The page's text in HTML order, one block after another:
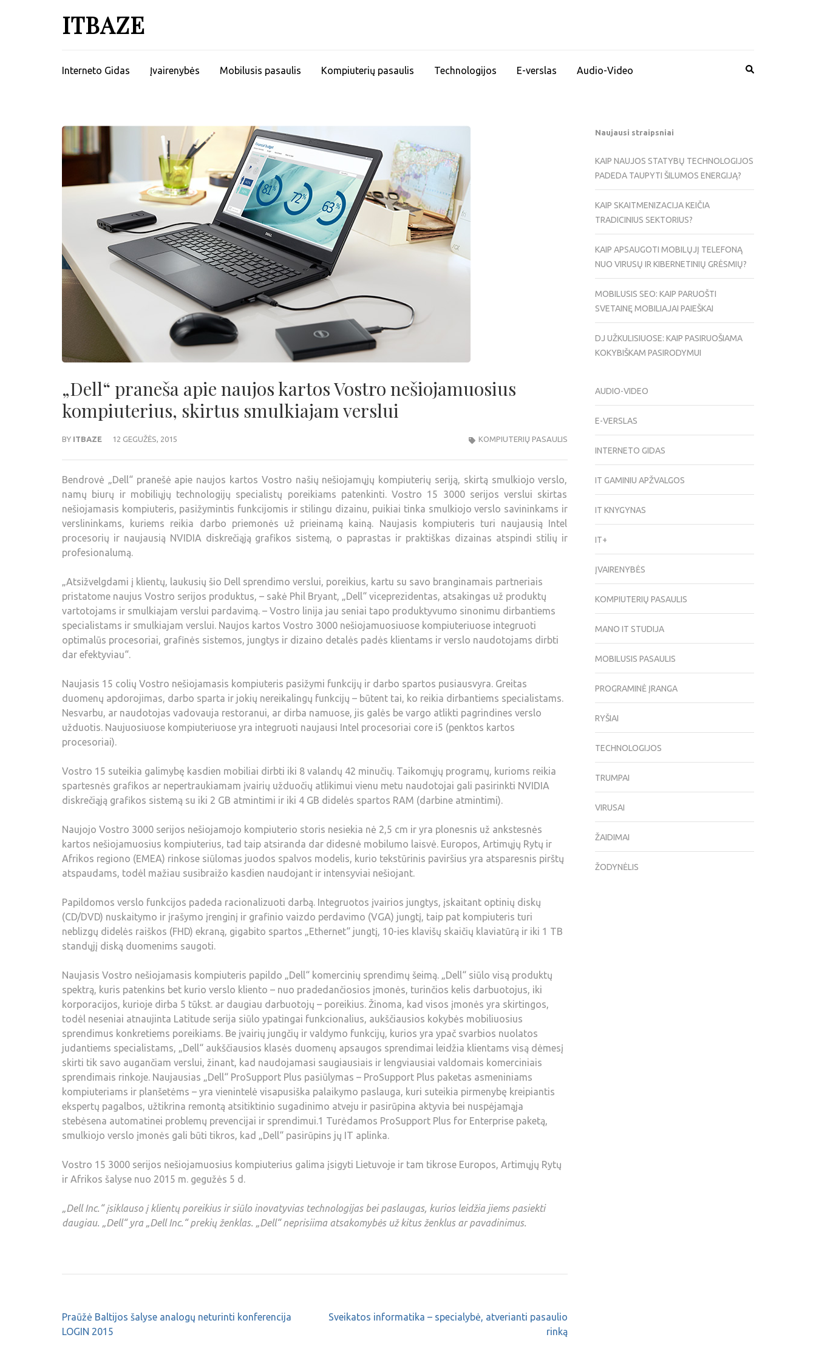
ITBAZE
Interneto Gidas Įvairenybės Mobilusis pasaulis Kompiuterių pasaulis Technologijos E-verslas Audio-Video
„Dell“ praneša apie naujos kartos Vostro nešiojamuosius
kompiuterius, skirtus smulkiajam verslui
BY ITBAZE 12 GEGUŽĖS, 2015 KOMPIUTERIŲ PASAULIS
Bendrovė „Dell“ pranešė apie naujos kartos Vostro našių nešiojamųjų kompiuterių seriją, skirtą smulkiojo verslo,
namų biurų ir mobiliųjų technologijų specialistų poreikiams patenkinti. Vostro 15 3000 serijos verslui skirtas
nešiojamasis kompiuteris, pasižymintis funkcijomis ir stilingu dizainu, puikiai tinka smulkiojo verslo savininkams ir
verslininkams, kuriems reikia darbo priemonės už prieinamą kainą. Naujasis kompiuteris turi naujausią Intel
procesorių ir naujausią NVIDIA diskrečiąją grafikos sistemą, o paprastas ir praktiškas dizainas atspindi stilių ir
profesionalumą.
„Atsižvelgdami į klientų, laukusių šio Dell sprendimo verslui, poreikius, kartu su savo branginamais partneriais
pristatome naujus Vostro serijos produktus, – sakė Phil Bryant, „Dell“ viceprezidentas, atsakingas už produktų
vartotojams ir smulkiajam verslui pardavimą. – Vostro linija jau seniai tapo produktyvumo sinonimu dirbantiems
specialistams ir smulkiajam verslui. Naujos kartos Vostro 3000 nešiojamuosiuose kompiuteriuose integruoti
optimalūs procesoriai, grafinės sistemos, jungtys ir dizaino detalės padės klientams ir verslo naudotojams dirbti
dar efektyviau“.
Naujasis 15 colių Vostro nešiojamasis kompiuteris pasižymi funkcijų ir darbo spartos pusiausvyra. Greitas
duomenų apdorojimas, darbo sparta ir jokių nereikalingų funkcijų – būtent tai, ko reikia dirbantiems specialistams.
Nesvarbu, ar naudotojas vadovauja restoranui, ar dirba namuose, jis galės be vargo atlikti pagrindines verslo
užduotis. Naujuosiuose kompiuteriuose yra integruoti naujausi Intel procesoriai core i5 (penktos kartos
procesoriai).
Vostro 15 suteikia galimybę kasdien mobiliai dirbti iki 8 valandų 42 minučių. Taikomųjų programų, kurioms reikia
spartesnės grafikos ar nepertraukiamam įvairių užduočių atlikimui vienu metu naudotojai gali pasirinkti NVIDIA
diskrečiąją grafikos sistemą su iki 2 GB atmintimi ir iki 4 GB didelės spartos RAM (darbine atmintimi).
Naujojo Vostro 3000 serijos nešiojamojo kompiuterio storis nesiekia nė 2,5 cm ir yra plonesnis už ankstesnės
kartos nešiojamuosius kompiuterius, tad taip atsiranda dar didesnė mobilumo laisvė. Europos, Artimųjų Rytų ir
Afrikos regiono (EMEA) rinkose siūlomas juodos spalvos modelis, kurio tekstūrinis paviršius yra atsparesnis pirštų
atspaudams, todėl mažiau susibraižo kasdien naudojant ir intensyviai nešiojant.
Papildomos verslo funkcijos padeda racionalizuoti darbą. Integruotos įvairios jungtys, įskaitant optinių diskų
(CD/DVD) nuskaitymo ir įrašymo įrenginį ir grafinio vaizdo perdavimo (VGA) jungtį, taip pat kompiuteris turi
neblizgų didelės raiškos (FHD) ekraną, gigabito spartos „Ethernet“ jungtį, 10-ies klavišų skaičių klaviatūrą ir iki 1 TB
standųjį diską duomenims saugoti.
Naujasis Vostro nešiojamasis kompiuteris papildo „Dell“ komercinių sprendimų šeimą. „Dell“ siūlo visą produktų
spektrą, kuris patenkins bet kurio verslo kliento – nuo pradedančiosios įmonės, turinčios kelis darbuotojus, iki
korporacijos, kurioje dirba 5 tūkst. ar daugiau darbuotojų – poreikius. Žinoma, kad visos įmonės yra skirtingos,
todėl neseniai atnaujinta Latitude serija siūlo ypatingai funkcionalius, aukščiausios kokybės mobiliuosius
sprendimus konkretiems poreikiams. Be įvairių jungčių ir valdymo funkcijų, kurios yra ypač svarbios nuolatos
judantiems specialistams, „Dell“ aukščiausios klasės duomenų apsaugos sprendimai leidžia klientams visą dėmesį
skirti tik savo augančiam verslui, žinant, kad naudojamasi saugiausiais ir lengviausiai valdomais komerciniais
sprendimais rinkoje. Naujausias „Dell“ ProSupport Plus pasiūlymas – ProSupport Plus paketas asmeniniams
kompiuteriams ir planšetėms – yra vienintelė visapusiška palaikymo paslauga, kuri suteikia pirmenybę kreipiantis
ekspertų pagalbos, užtikrina remontą atsitiktinio sugadinimo atveju ir pasirūpina aktyvia bei nuspėjamąja
stebėsena automatinei problemų prevencijai ir sprendimui.1 Turėdamos ProSupport Plus for Enterprise paketą,
smulkiojo verslo įmonės gali būti tikros, kad „Dell“ pasirūpins jų IT aplinka.
Vostro 15 3000 serijos nešiojamuosius kompiuterius galima įsigyti Lietuvoje ir tam tikrose Europos, Artimųjų Rytų
ir Afrikos šalyse nuo 2015 m. gegužės 5 d.
„Dell Inc.“ įsiklauso į klientų poreikius ir siūlo inovatyvias technologijas bei paslaugas, kurios leidžia jiems pasiekti
daugiau. „Dell“ yra „Dell Inc.“ prekių ženklas. „Dell“ neprisiima atsakomybės už kitus ženklus ar pavadinimus.
Praūžė Baltijos šalyse analogų neturinti konferencija
LOGIN 2015
Sveikatos informatika – specialybė, atverianti pasaulio
rinką
Naujausi straipsniai
KAIP NAUJOS STATYBŲ TECHNOLOGIJOS
PADEDA TAUPYTI ŠILUMOS ENERGIJĄ?
KAIP SKAITMENIZACIJA KEIČIA
TRADICINIUS SEKTORIUS?
KAIP APSAUGOTI MOBILŲJĮ TELEFONĄ
NUO VIRUSŲ IR KIBERNETINIŲ GRĖSMIŲ?
MOBILUSIS SEO: KAIP PARUOŠTI
SVETAINĘ MOBILIAJAI PAIEŠKAI
DJ UŽKULISIUOSE: KAIP PASIRUOŠIAMA
KOKYBIŠKAM PASIRODYMUI
AUDIO-VIDEO
E-VERSLAS
INTERNETO GIDAS
IT GAMINIU APŽVALGOS
IT KNYGYNAS
IT+
ĮVAIRENYBĖS
KOMPIUTERIŲ PASAULIS
MANO IT STUDIJA
MOBILUSIS PASAULIS
PROGRAMINĖ ĮRANGA
RYŠIAI
TECHNOLOGIJOS
TRUMPAI
VIRUSAI
ŽAIDIMAI
ŽODYNĖLIS